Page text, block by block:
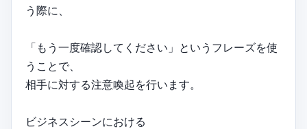
う際に、
「もう一度確認してください」というフレーズを使
うことで、
相手に対する注意喚起を行います。
ビジネスシーンにおける